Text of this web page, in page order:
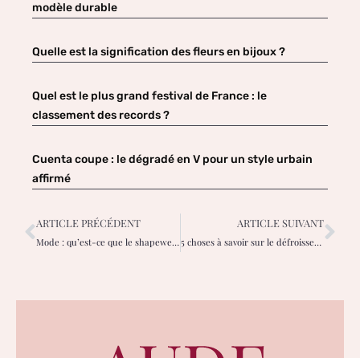
modèle durable
Quelle est la signification des fleurs en bijoux ?
Quel est le plus grand festival de France : le
classement des records ?
Cuenta coupe : le dégradé en V pour un style urbain
affirmé
ARTICLE PRÉCÉDENT
Mode : qu’est-ce que le shapewear ?
ARTICLE SUIVANT
5 choses à savoir sur le défroisseur vertical sy70sb de steamone